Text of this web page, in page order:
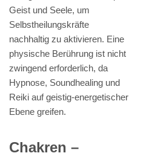
Geist und Seele, um
Selbstheilungskräfte
nachhaltig zu aktivieren. Eine
physische Berührung ist nicht
zwingend erforderlich, da
Hypnose, Soundhealing und
Reiki auf geistig-energetischer
Ebene greifen.
Chakren –